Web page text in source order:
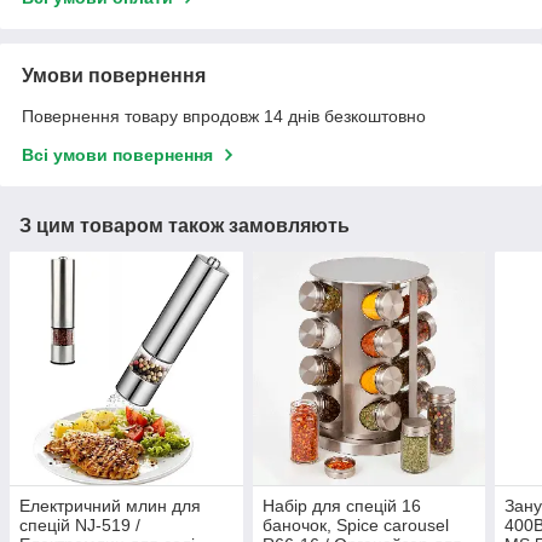
Умови повернення
Повернення товару впродовж 14 днів безкоштовно
Всі умови повернення
З цим товаром також замовляють
Електричний млин для
спецій NJ-519 /
Набір для спецій 16
баночок, Spice carousel